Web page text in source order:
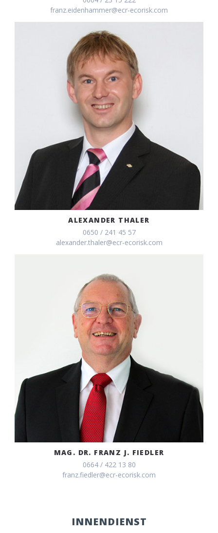
franz.eidenhammer@ecr-ecorisk.com
ALEXANDER THALER
0650 / 241 45 57
alexander.thaler@ecr-ecorisk.com
MAG. DR. FRANZ J. FIEDLER
0664 / 422 13 80
franz.fiedler@ecr-ecorisk.com
INNENDIENST